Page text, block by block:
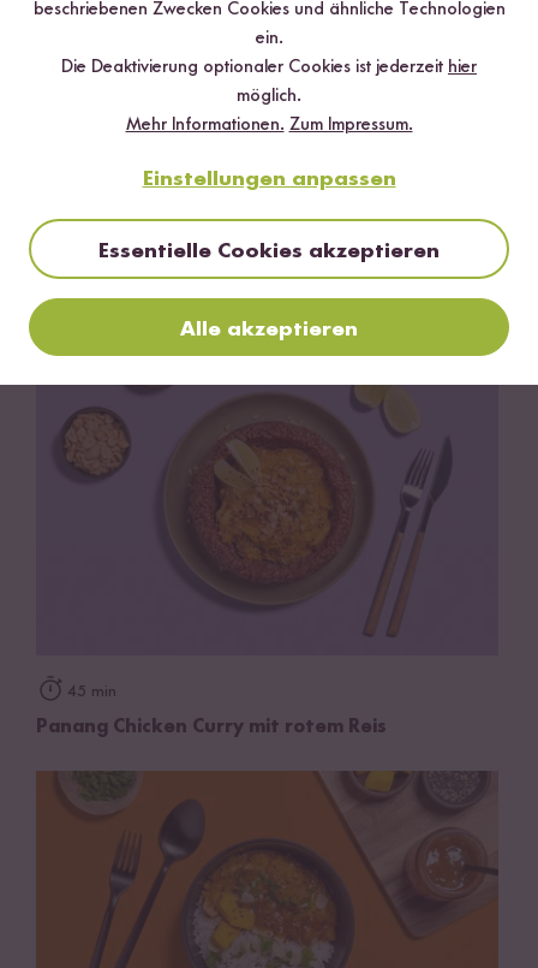
Tomatige Arancini
45 min
Panang Chicken Curry mit rotem Reis
beschriebenen Zwecken Cookies und ähnliche Technologien
ein.
Die Deaktivierung optionaler Cookies ist jederzeit hier
möglich.
Mehr Informationen. Zum Impressum.
Einstellungen anpassen
Essentielle Cookies akzeptieren
Alle akzeptieren